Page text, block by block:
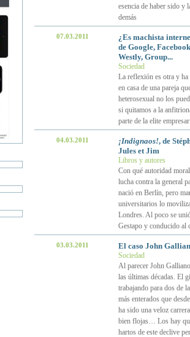
esencia de haber sido y
demás
07.03.2011
¿Es machista
de Google,
Westly, Group...
Sociedad
La reflexión es otra y
en casa de una pareja
heterosexual no los
si quitamos a la
parte de la elite
04.03.2011 ¡Indignaos!, de
Jules et Jim
Libros y autores
Con qué autoridad
lucha contra la general
nació en Berlín, pero
universitarios lo
Londres. Al poco se
Gestapo y conducido al
03.03.2011 El caso John
Sociedad
Al parecer John
las últimas décadas. El
trabajando para dos de
más enterados que
ha sido una veloz
bien flojas… Los hay
hartos de este declive